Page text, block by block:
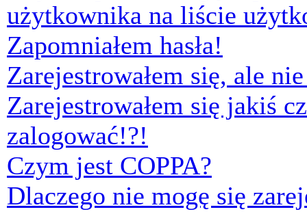
użytkownika na liście
Zapomniałem hasła!
Zarejestrowałem się, ale
Zarejestrowałem się jakiś
zalogować!?!
Czym jest COPPA?
Dlaczego nie mogę się